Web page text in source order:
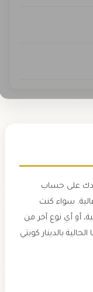
على حساب
سواء كنت
أو أي نوع آخر من
بالدينار كويتي